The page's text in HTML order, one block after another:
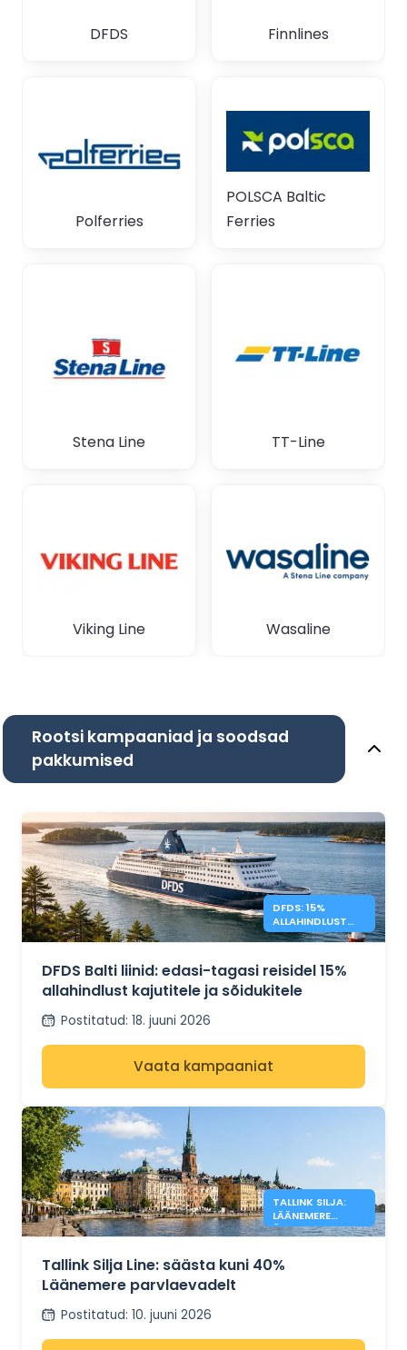
DFDS Finnlines
Polferries
POLSCA Baltic
Ferries
Stena Line TT-Line
Viking Line Wasaline
Rootsi kampaaniad ja soodsad
pakkumised
DFDS: 15%
ALLAHINDLUST
BALTIKUMI
REISIDELE
DFDS Balti liinid: edasi-tagasi reisidel 15%
allahindlust kajutitele ja sõidukitele
Postitatud: 18. juuni 2026
Vaata kampaaniat
TALLINK SILJA:
LÄÄNEMERE
ÜLETAMISTELT
Tallink Silja Line: säästa kuni 40%
Läänemere parvlaevadelt
Postitatud: 10. juuni 2026